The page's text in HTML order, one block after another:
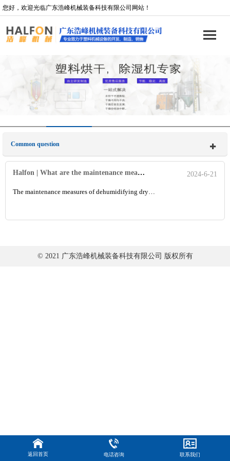
您好，欢迎光临广东浩峰机械装备科技有限公司网站！
Common question
Halfon | What are the maintenance measures for dryer? 2024-6-21
The maintenance measures of dehumidifying dry…
© 2021 广东浩峰机械装备科技有限公司 版权所有
返回首页 电话咨询 联系我们